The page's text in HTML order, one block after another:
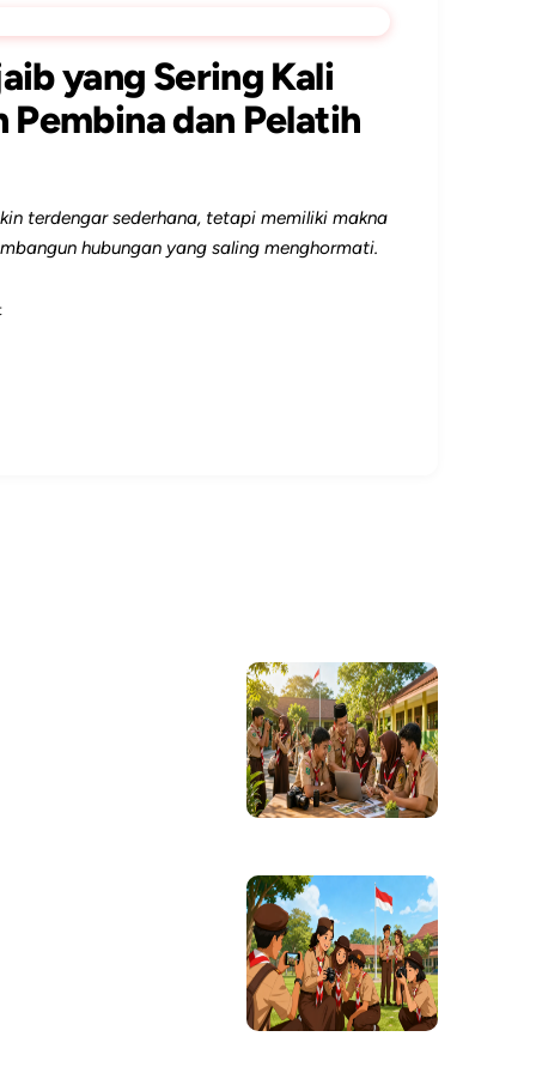
yang Sering Kali
Pembina dan Pelatih
terdengar sederhana, tetapi memiliki makna
hubungan yang saling menghormati.